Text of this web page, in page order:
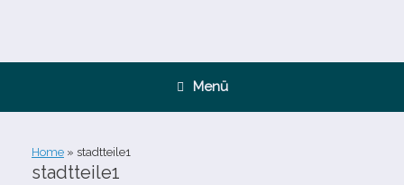
Menü
Home » stadtteile1
stadtteile1